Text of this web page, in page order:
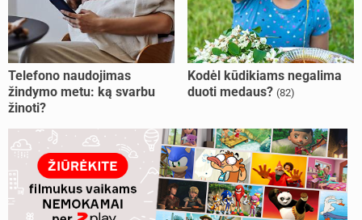
Telefono naudojimas
žindymo metu: ką svarbu
žinoti?
Kodėl kūdikiams negalima
duoti medaus? (82)